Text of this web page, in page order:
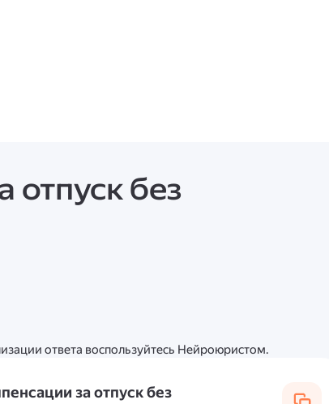
отпуск без
ответа воспользуйтесь Нейроюристом.
за отпуск без